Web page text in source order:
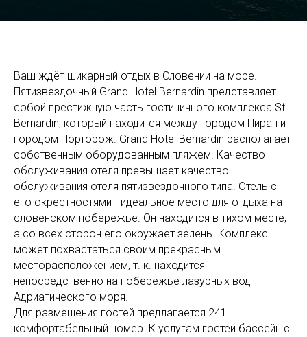
Ваш ждёт шикарный отдых в Словении на море.
Пятизвездочный Grand Hotel Bernardin представляет
собой престижную часть гостиничного комплекса St.
Bernardin, который находится между городом Пиран и
городом Порторож. Grand Hotel Bernardin располагает
собственным оборудованным пляжем. Качество
обслуживания отеля превышает качество
обслуживания отеля пятизвездочного типа. Отель с
его окрестностями - идеальное место для отдыха на
словенском побережье. Он находится в тихом месте,
а со всех сторон его окружает зелень. Комплекс
может похвастаться своим прекрасным
месторасположением, т. к. находится
непосредственно на побережье лазурных вод
Адриатического моря.
Для размещения гостей предлагается 241
комфортабельный номер. К услугам гостей бассейн с